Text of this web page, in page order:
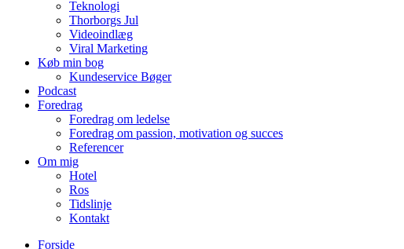
Teknologi
Thorborgs Jul
Videoindlæg
Viral Marketing
Køb min bog
Kundeservice Bøger
Podcast
Foredrag
Foredrag om ledelse
Foredrag om passion, motivation og succes
Referencer
Om mig
Hotel
Ros
Tidslinje
Kontakt
Forside